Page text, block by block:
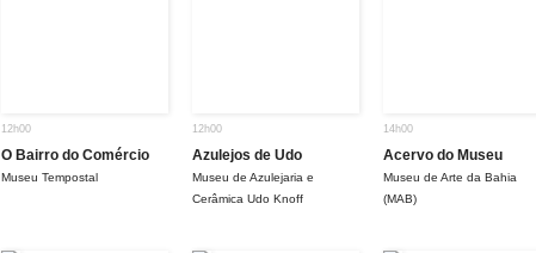
12h00
O Bairro do Comércio
Museu Tempostal
12h00
Azulejos de Udo
Museu de Azulejaria e
Cerâmica Udo Knoff
14h00
Acervo do Museu
Museu de Arte da Bahia
(MAB)